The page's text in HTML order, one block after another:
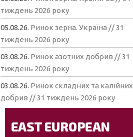
тиждень 2026 року
05.08.26. Ринок зерна. Україна // 31
тиждень 2026 року
03.08.26. Ринок азотних добрив // 31
тиждень 2026 року
03.08.26. Ринок складних та калійних
добрив // 31 тиждень 2026 року